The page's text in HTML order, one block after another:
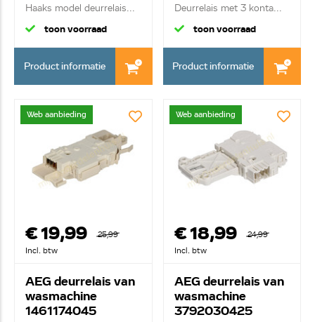
Haaks model deurrelais...
toon voorraad
Product informatie
Deurrelais met 3 konta...
toon voorraad
Product informatie
Web aanbieding
€ 19,99
25,99
Incl. btw
AEG deurrelais van
wasmachine
1461174045
Web aanbieding
€ 18,99
24,99
Incl. btw
AEG deurrelais van
wasmachine
3792030425